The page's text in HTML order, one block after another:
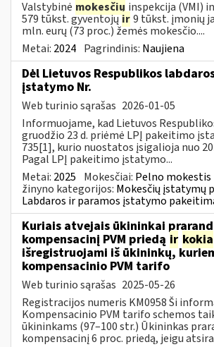
Valstybinė mokesčių inspekcija (VMI)
579 tūkst. gyventojųir9 tūkst. įmonių
mln. eurų (73 proc.) žemės mokesčio....
Metai: 2024 Pagrindinis: Naujiena
Dėl Lietuvos Respublikos
įstatymo Nr.
Web turinio sąrašas 2026-01-05
Informuojame, kad Lietuvos
gruodžio 23 d. priėmė LPĮ pakeitimo
735[1], kurio nuostatos įsigalioja nuo
Pagal LPĮ pakeitimo įstatymo...
Metai: 2025 Mokesčiai: Pelno mokestis
žinyno kategorijos: Mokesčių įstatymų
Labdaros ir paramos įstatymo
Kuriais atvejais ūkininkai
kompensacinį PVM priedą ir kokia
išregistruojami iš ūkininkų,
kompensacinio PVM tarifo
Web turinio sąrašas 2025-05-26
Registracijos numeris KM0958 Ši
Kompensacinio PVM tarifo schemos
ūkininkams (97–100 str.) Ūkininkas
kompensacinį 6 proc. priedą, jeigu